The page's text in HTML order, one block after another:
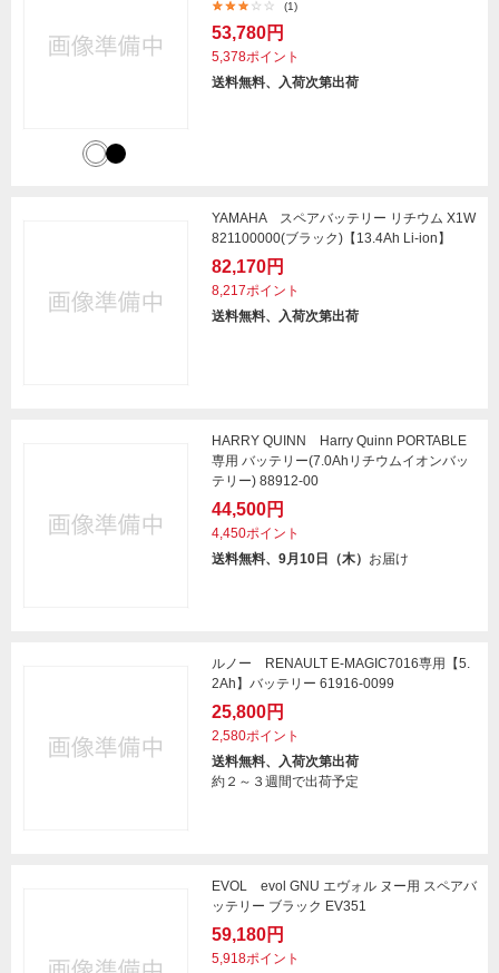
(1)
53,780円
5,378ポイント
送料無料、入荷次第出荷
YAMAHA スペアバッテリー リチウム X1W
821100000(ブラック)【13.4Ah Li-ion】
82,170円
8,217ポイント
送料無料、入荷次第出荷
HARRY QUINN Harry Quinn PORTABLE
専用 バッテリー(7.0Ahリチウムイオンバッ
テリー) 88912-00
44,500円
4,450ポイント
送料無料、9月10日（木） お届け
ルノー RENAULT E-MAGIC7016専用【5.
2Ah】バッテリー 61916-0099
25,800円
2,580ポイント
送料無料、入荷次第出荷
約２～３週間で出荷予定
EVOL evol GNU エヴォル ヌー用 スペアバ
ッテリー ブラック EV351
59,180円
5,918ポイント